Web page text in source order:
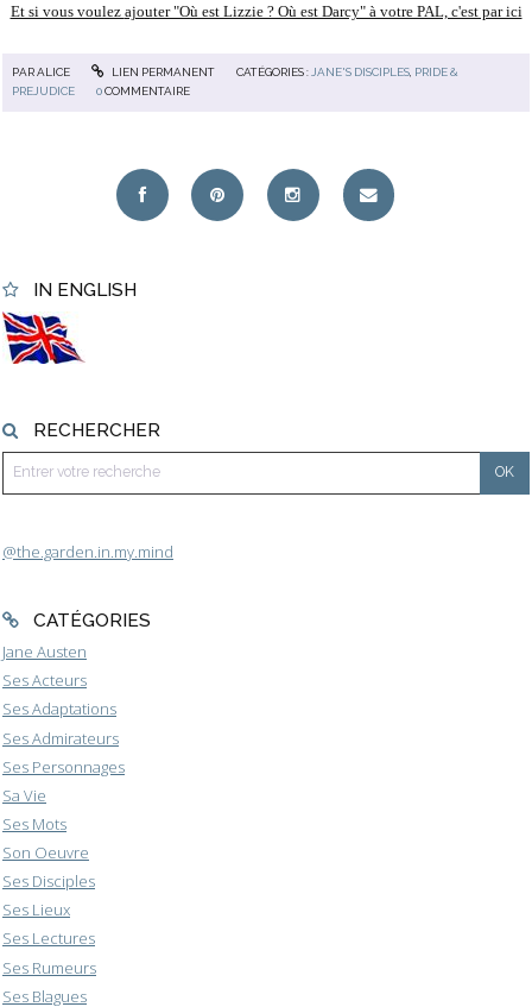
Et si vous voulez ajouter "Où est Lizzie ? Où est Darcy" à votre PAL, c'est par ici
PARALICE LIEN PERMANENT CATÉGORIES :JANE'S DISCIPLES, PRIDE &
PREJUDICE
0 COMMENTAIRE
IN ENGLISH
RECHERCHER
@the.garden.in.my.mind
CATÉGORIES
Jane Austen
Ses Acteurs
Ses Adaptations
Ses Admirateurs
Ses Personnages
Sa Vie
Ses Mots
Son Oeuvre
Ses Disciples
Ses Lieux
Ses Lectures
Ses Rumeurs
Ses Blagues